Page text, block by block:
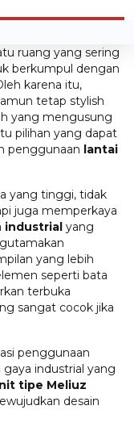
ruang yang sering
berkumpul dengan
karena itu,
tetap stylish
yang mengusung
pilihan yang dapat
penggunaan lantai
yang tinggi, tidak
juga memperkaya
industrial yang
yang lebih
seperti bata
terbuka
sangat cocok jika
penggunaan
industrial yang
tipe Meliuz
desain